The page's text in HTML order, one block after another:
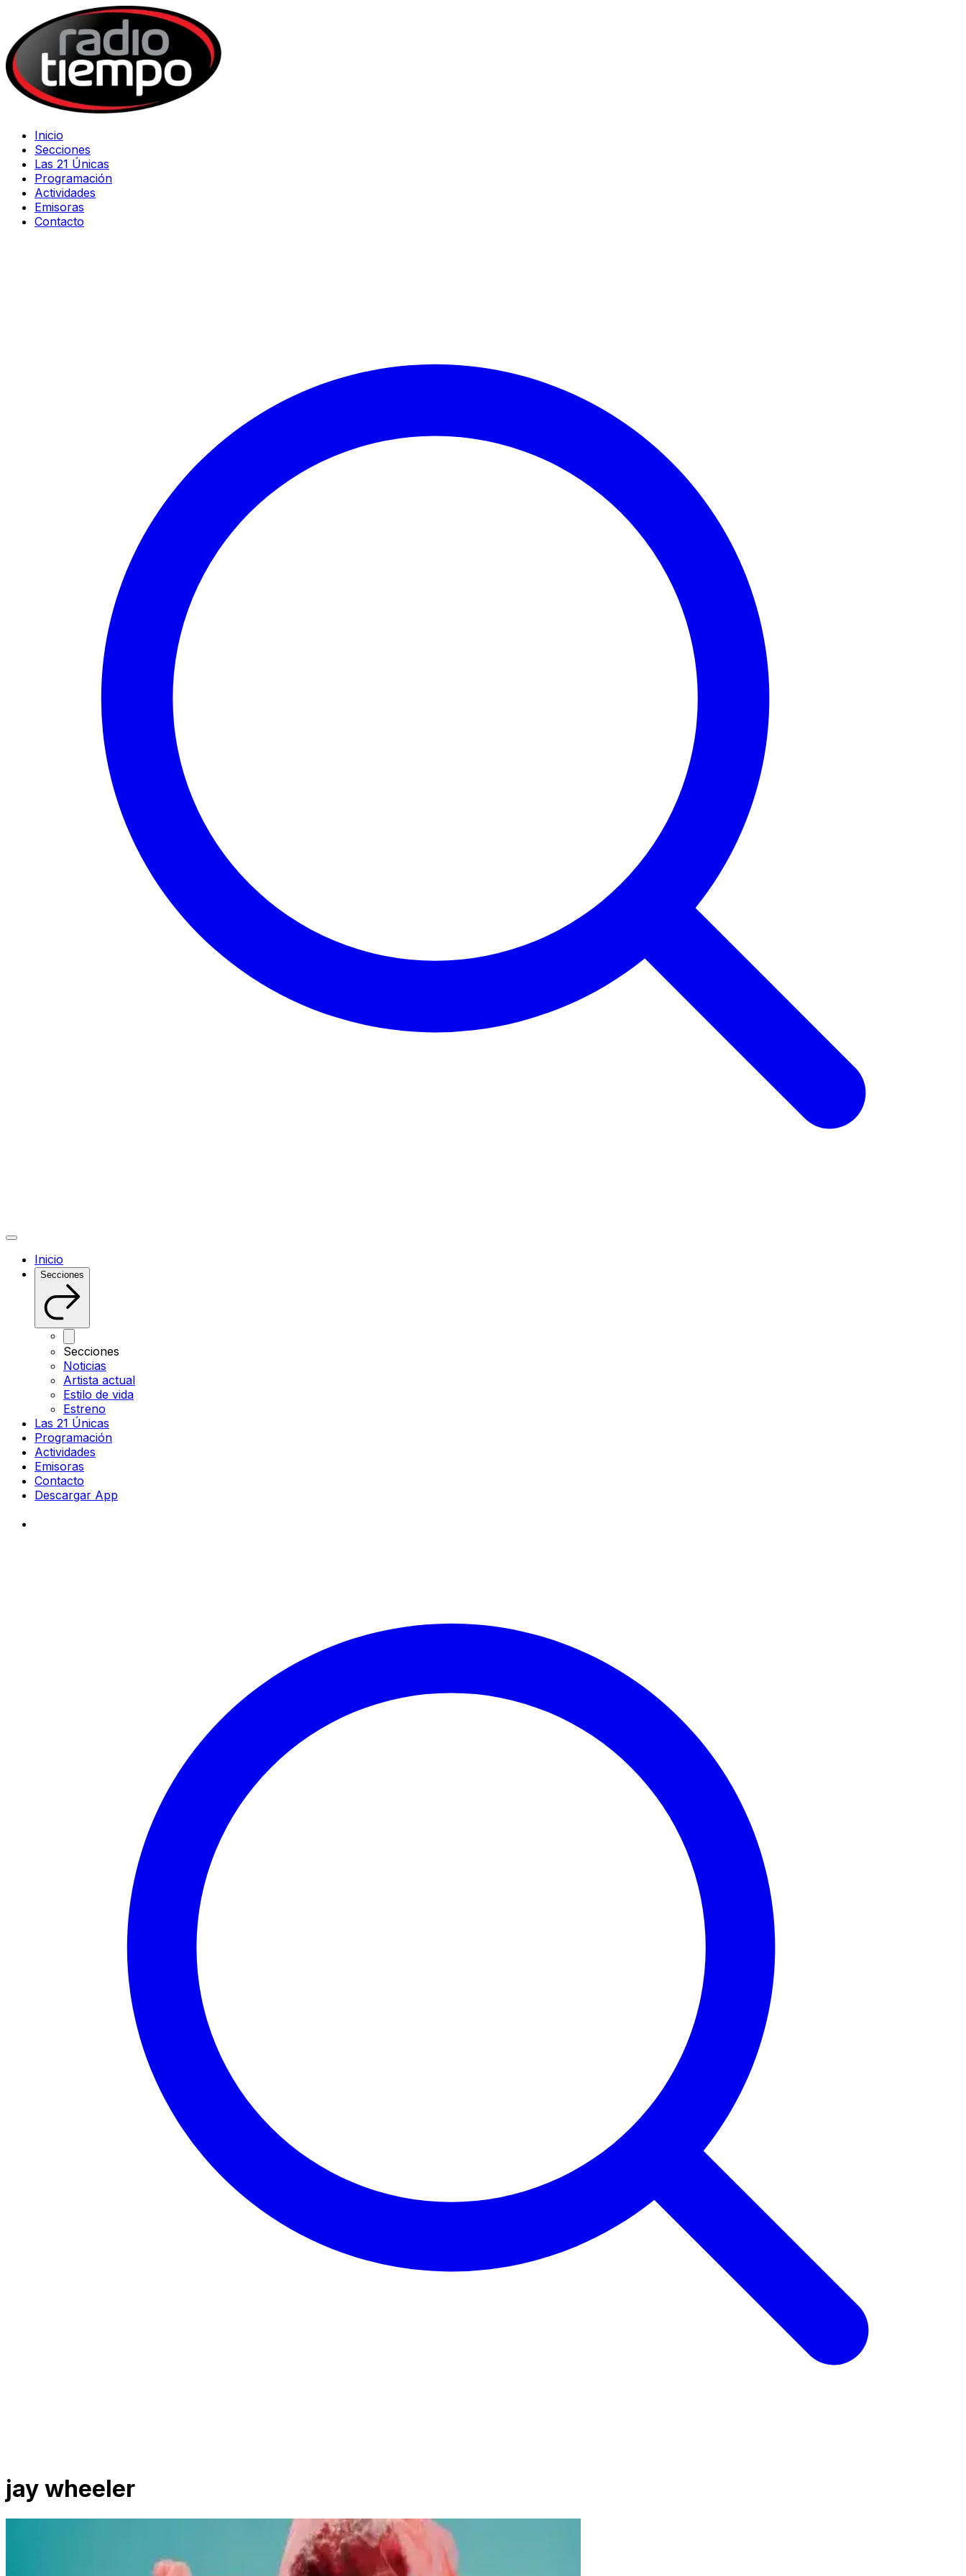
Inicio
Secciones
Las 21 Únicas
Programación
Actividades
Emisoras
Contacto
Inicio
Secciones
Secciones
Noticias
Artista actual
Estilo de vida
Estreno
Las 21 Únicas
Programación
Actividades
Emisoras
Contacto
Descargar App
jay wheeler